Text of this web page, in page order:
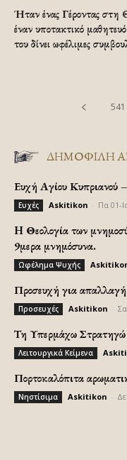
Ήταν ένας Γέροντας στη
έναν υποτακτικό
του δίνει ωφέλιμες
541
ΔΗΜΟΦΙΛΗ
Ευχή Αγίου Κυπριανού
Ευχές Askitikon Πα 01-
H Θεολογία των
9μερα μνημόσυνα.
Ωφέλημα Ψυχής
Προσευχή για
Προσευχές Askitikon
Τη Υπερμάχω
Λειτουργικά Κείμενα
Πορτοκαλόπιτα
Νηστίσιμα Askitikon